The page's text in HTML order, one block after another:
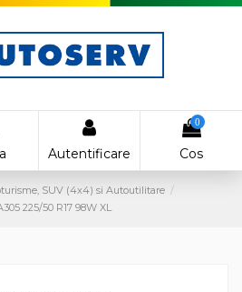
Autentificare
0
Cos
SUV (4x4) si Autoutilitare
225/50 R17 98W XL